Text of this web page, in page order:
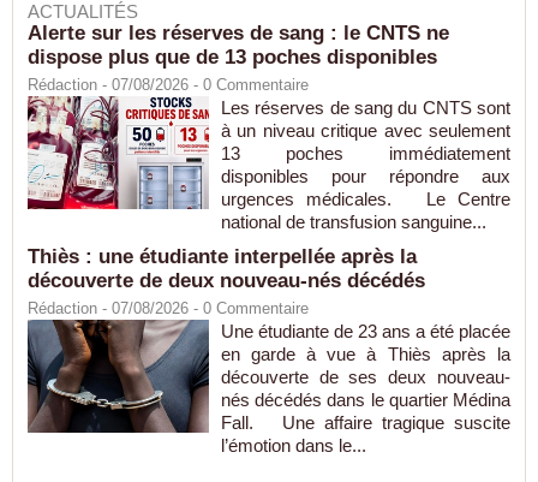
ACTUALITÉS
Alerte sur les réserves de sang : le CNTS ne
dispose plus que de 13 poches disponibles
Rédaction - 07/08/2026 - 0 Commentaire
Les réserves de sang du CNTS sont
à un niveau critique avec seulement
13 poches immédiatement
disponibles pour répondre aux
urgences médicales. Le Centre
national de transfusion sanguine...
Thiès : une étudiante interpellée après la
découverte de deux nouveau-nés décédés
Rédaction - 07/08/2026 - 0 Commentaire
Une étudiante de 23 ans a été placée
en garde à vue à Thiès après la
découverte de ses deux nouveau-
nés décédés dans le quartier Médina
Fall. Une affaire tragique suscite
l’émotion dans le...